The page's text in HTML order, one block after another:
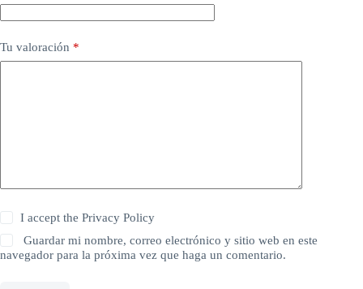
Tu valoración *
I accept thePrivacy Policy
Guardar mi nombre, correo electrónico y sitio web en este
navegador para la próxima vez que haga un comentario.